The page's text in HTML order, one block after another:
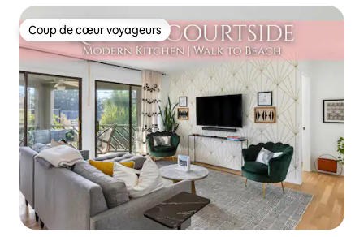
Coup de cœur voyageurs
Coup de cœur voyageurs